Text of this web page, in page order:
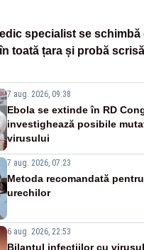
specialist se schimbă
toată țara și probă
7 aug. 2026, 09:38
Ebola se extinde în RD
investighează posibile
virusului
7 aug. 2026, 07:23
Metoda recomandată
urechilor
6 aug. 2026, 22:53
Bilanțul infecțiilor cu